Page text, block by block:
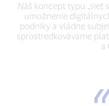
Náš koncept typu „sieť
umožnenie
podniky a vládne
sprostredkovávame
a